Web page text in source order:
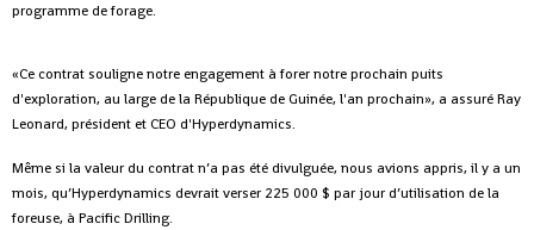
programme de forage.
«Ce contrat souligne notre engagement à forer notre prochain puits
d'exploration, au large de la République de Guinée, l'an prochain», a assuré Ray
Leonard, président et CEO d'Hyperdynamics.
Même si la valeur du contrat n’a pas été divulguée, nous avions appris, il y a un
mois, qu’Hyperdynamics devrait verser 225 000 $ par jour d’utilisation de la
foreuse, à Pacific Drilling.